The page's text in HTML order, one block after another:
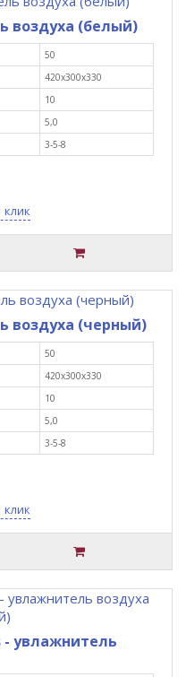
воздуха (белый)
50
420х300х330
10
5,0
3-5-8
клик
воздуха (черный)
50
420х300х330
10
5,0
3-5-8
клик
- увлажнитель